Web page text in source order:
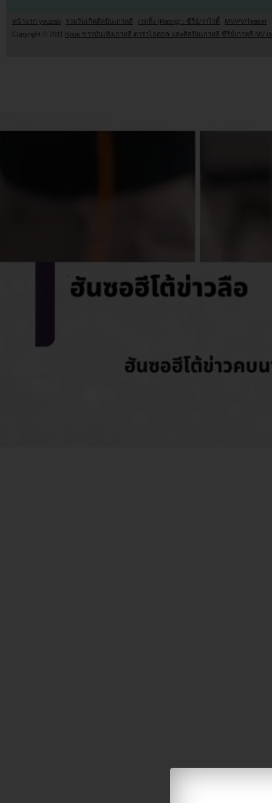
หน้าแรก youzab รวมวันเกิดศิลปินเกาหลี เรตติ้ง (Rating) : ซีรี่ย์/วาไรตี้
MV/PV/Teaser
Copyright © 2011 Kpop ข่าวบันเทิงเกาหลี ดาราไอดอล และศิลปินเกาหลี ซีรี่ย์เกาหลี MV